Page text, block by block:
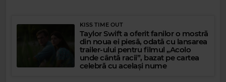
KISS TIME OUT
Taylor Swift a oferit fanilor o mostră
din noua ei piesă, odată cu lansarea
trailer-ului pentru filmul „Acolo
unde cântă racii”, bazat pe cartea
celebră cu același nume